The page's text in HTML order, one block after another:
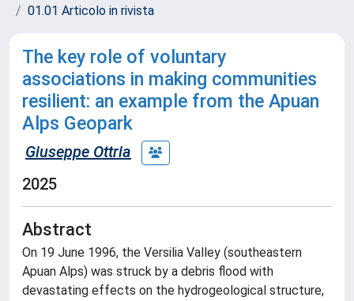
01.01 Articolo in rivista
The key role of voluntary
associations in making communities
resilient: an example from the Apuan
Alps Geopark
Giuseppe Ottria
2025
Abstract
On 19 June 1996, the Versilia Valley (southeastern
Apuan Alps) was struck by a debris flood with
devastating effects on the hydrogeological structure,